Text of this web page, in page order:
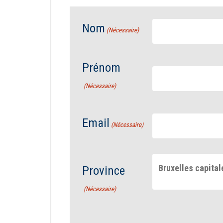
Nom (Nécessaire)
Prénom
(Nécessaire)
Email (Nécessaire)
Province
(Nécessaire)
Bruxelles